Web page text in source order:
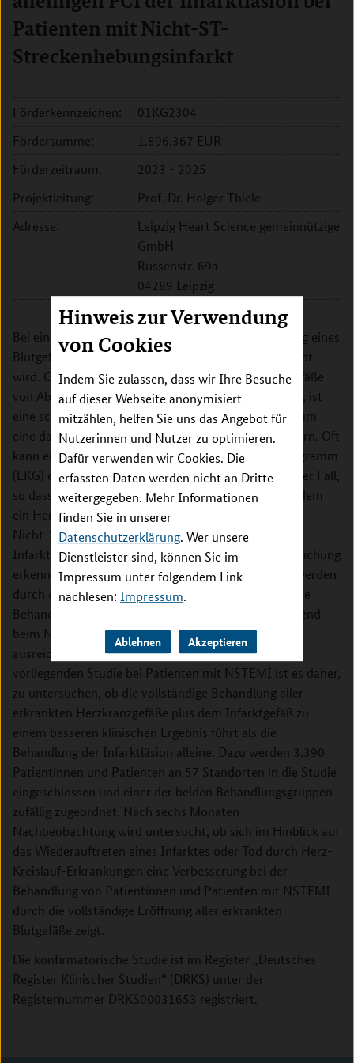
Hinweis zur Verwendung
von Cookies
Indem Sie zulassen, dass wir Ihre Besuche
auf dieser Webseite anonymisiert
mitzählen, helfen Sie uns das Angebot für
Nutzerinnen und Nutzer zu optimieren.
Dafür verwenden wir Cookies. Die
erfassten Daten werden nicht an Dritte
weitergegeben. Mehr Informationen
finden Sie in unserer
Datenschutzerklärung. Wer unsere
Dienstleister sind, können Sie im
Impressum unter folgendem Link
nachlesen: Impressum.
Ablehnen Akzeptieren
Patienten mit Nicht-ST-
Streckenhebungsinfarkt
Förderkennzeichen:
01KG2304
Fördersumme:
1.896.367 EUR
Förderzeitraum:
2023 - 2025
Projektleitung:
Prof. Dr. Holger Thiele
Adresse:
Leipzig Heart Science gemeinnützige
GmbH
Russenstr. 69a
04289 Leipzig
Bei einem Herzinfarkt kommt es zu einer Verstopfung eines
Blutgefäßes am Herzen, so dass der Blutfluss gestoppt
wird. Oftmals sind jedoch auch weitere Herzkranzgefäße
von Ablagerungen betroffen. Tritt ein Herzinfarkt auf, ist
eine schnelle Diagnose und Behandlung notwendig, um
eine dauerhafte Schädigung des Herzens zu verhindern. Oft
kann ein Herzinfarkt bereits durch ein Elektrokardiogramm
(EKG) erkannt werden. Dies ist jedoch nicht immer der Fall,
so dass das EKG normal aussehen kann, wobei trotzdem
ein Herzinfarkt vorliegt. Man spricht dann von einem
Nicht-ST-Streckenhebungsinfarkt (NSTEMI). Diese
Infarkte lassen sich dann z. B. durch eine Blutuntersuchung
erkennen. Infarkte, welche im EKG erkennbar sind, werden
durch die Wiedereröffnung des Infarktgefäßes und die
Behandlung der anderen Engstellen behandelt, während
beim NSTEMI für diese Behandlung noch keine
ausreichende Datengrundlage vorhanden ist. Ziel der
vorliegenden Studie bei Patienten mit NSTEMI ist es daher,
zu untersuchen, ob die vollständige Behandlung aller
erkrankten Herzkranzgefäße plus dem Infarktgefäß zu
einem besseren klinischen Ergebnis führt als die
Behandlung der Infarktläsion alleine. Dazu werden 3.390
Patientinnen und Patienten an 57 Standorten in die Studie
eingeschlossen und einer der beiden Behandlungsgruppen
zufällig zugeordnet. Nach sechs Monaten
Nachbeobachtung wird untersucht, ob sich im Hinblick auf
das Wiederauftreten eines Infarktes oder Tod durch Herz-
Kreislauf-Erkrankungen eine Verbesserung bei der
Behandlung von Patientinnen und Patienten mit NSTEMI
durch die vollständige Eröffnung aller erkrankten
Blutgefäße zeigt.
Die konfirmatorische Studie ist im Register „Deutsches
Register Klinischer Studien“ (DRKS) unter der
Registernummer DRKS00031653 registriert.